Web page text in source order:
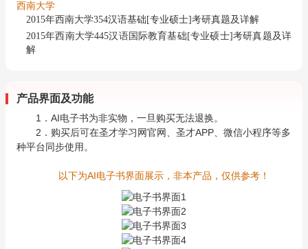
西南大学
2015年西南大学354汉语基础[专业硕士]考研真题及详解
2015年西南大学445汉语国际教育基础[专业硕士]考研真题及详
解
产品界面及功能
1．AI电子书为非实物，一旦购买无法退换。
2．购买后可在圣才学习网官网、圣才APP、微信小程序等多
种平台同步使用。
以下为AI电子书界面展示，非本产品，仅供参考！